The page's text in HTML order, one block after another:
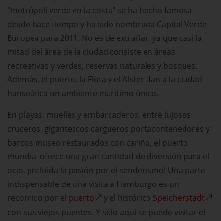
"metrópoli verde en la costa" se ha hecho famosa
desde hace tiempo y ha sido nombrada Capital Verde
Europea para 2011. No es de extrañar, ya que casi la
mitad del área de la ciudad consiste en áreas
recreativas y verdes, reservas naturales y bosques.
Además, el puerto, la Flota y el Alster dan a la ciudad
hanseática un ambiente marítimo único.
En playas, muelles y embarcaderos, entre lujosos
cruceros, gigantescos cargueros portacontenedores y
barcos museo restaurados con cariño, el puerto
mundial ofrece una gran cantidad de diversión para el
ocio, ¡incluida la pasión por el senderismo! Una parte
indispensable de una visita a Hamburgo es un
recorrido por el puerto y el histórico Speicherstadt
con sus viejos puentes. Y sólo aquí se puede visitar el